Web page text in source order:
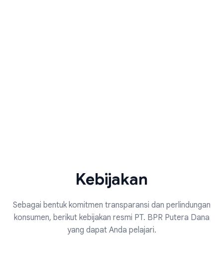
Kebijakan
Sebagai bentuk komitmen transparansi dan perlindungan
konsumen, berikut kebijakan resmi PT. BPR Putera Dana
yang dapat Anda pelajari.